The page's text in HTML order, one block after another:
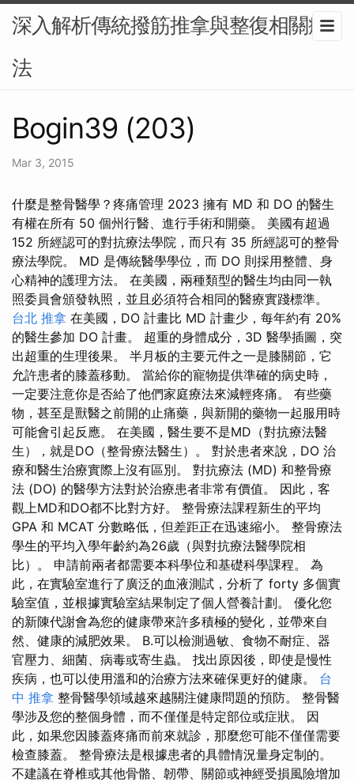
深入解析傳統撥筋推拿與整復相關療
法
Bogin39 (203)
Mar 3, 2015
什麼是整骨醫學？疼痛管理 2023 擁有 MD 和 DO 的醫生
有權在所有 50 個州行醫、進行手術和開藥。 美國有超過
152 所經認可的對抗療法學院，而只有 35 所經認可的整骨
療法學院。 MD 是傳統醫學學位，而 DO 則採用整體、身
心精神的護理方法。 在美國，兩種類型的醫生均由同一執
照委員會頒發執照，並且必須符合相同的醫療實踐標準。
台北 推拿 在美國，DO 計畫比 MD 計畫少，每年約有 20%
的醫生參加 DO 計畫。 超重的身體成分，3D 醫學插圖，突
出超重的生理後果。 半月板的主要元件之一是膝關節，它
允許患者的膝蓋移動。 當給你的寵物提供準確的病史時，
一定要注意你是否給了他們家庭療法來減輕疼痛。 有些藥
物，甚至是獸醫之前開的止痛藥，與新開的藥物一起服用時
可能會引起反應。 在美國，醫生要不是MD（對抗療法醫
生），就是DO（整骨療法醫生）。 對於患者來說，DO 治
療和醫生治療實際上沒有區別。 對抗療法 (MD) 和整骨療
法 (DO) 的醫學方法對於治療患者非常有價值。 因此，客
觀上MD和DO都不比對方好。 整骨療法課程新生的平均
GPA 和 MCAT 分數略低，但差距正在迅速縮小。 整骨療法
學生的平均入學年齡約為26歲（與對抗療法醫學院相
比）。 申請前兩者都需要本科學位和基礎科學課程。 為
此，在實驗室進行了廣泛的血液測試，分析了 forty 多個實
驗室值，並根據實驗室結果制定了個人營養計劃。 優化您
的新陳代謝會為您的健康帶來許多積極的變化，並帶來自
然、健康的減肥效果。 B.可以檢測過敏、食物不耐症、器
官壓力、細菌、病毒或寄生蟲。 找出原因後，即使是慢性
疾病，也可以使用溫和的治療方法來確保更好的健康。 台
中 推拿 整骨醫學領域越來越關注健康問題的預防。 整骨醫
學涉及您的整個身體，而不僅僅是特定部位或症狀。 因
此，如果您因膝蓋疼痛而前來就診，那麼您可能不僅僅需要
檢查膝蓋。 整骨療法是根據患者的具體情況量身定制的。
不建議在脊椎或其他骨骼、韌帶、關節或神經受損風險增加